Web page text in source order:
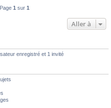
1 sur 1
Aller à
enregistré et 1 invité